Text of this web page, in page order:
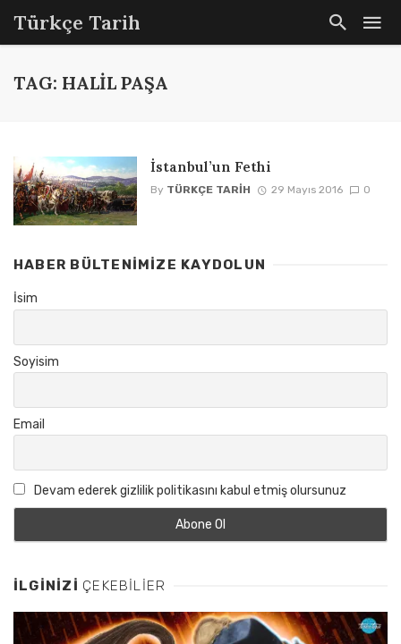
Türkçe Tarih
TAG: HALIL PAŞA
İstanbul’un Fethi
By TÜRKÇE TARIH 29 Mayıs 2016 0
HABER BÜLTENIMIZE KAYDOLUN
İsim
Soyisim
Email
Devam ederek gizlilik politikasını kabul etmiş olursunuz
İLGINIZI ÇEKEBILIER